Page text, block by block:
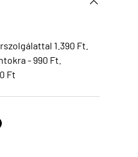
1.390 Ft.
- 990 Ft.
Ft